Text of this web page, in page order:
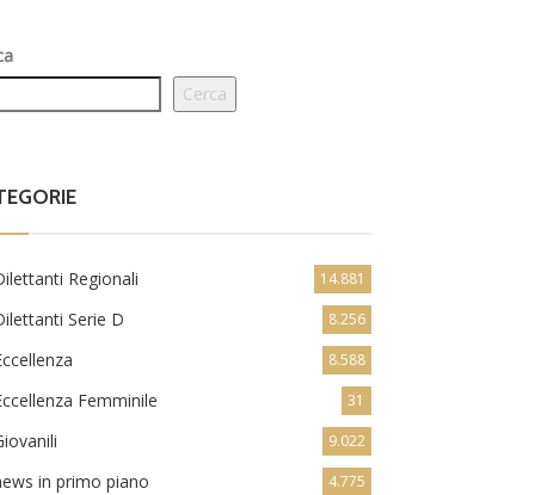
Cerca
Regionali 14.881
Serie D 8.256
8.588
Femminile 31
9.022
in primo piano 4.775